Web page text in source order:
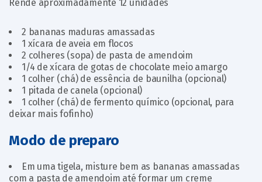
Rende aproximadamente 12 unidades
2 bananas maduras amassadas
1 xícara de aveia em flocos
2 colheres (sopa) de pasta de amendoim
1/4 de xícara de gotas de chocolate meio amargo
1 colher (chá) de essência de baunilha (opcional)
1 pitada de canela (opcional)
1 colher (chá) de fermento químico (opcional, para
deixar mais fofinho)
Modo de preparo
Em uma tigela, misture bem as bananas amassadas
com a pasta de amendoim até formar um creme